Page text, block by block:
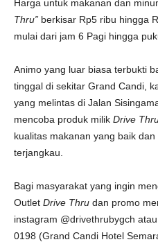
Harga untuk makanan dan
Thru” berkisar Rp5 ribu hingga
mulai dari jam 6 Pagi hingga
Animo yang luar biasa terbukti
tinggal di sekitar Grand Candi,
yang melintas di Jalan
mencoba produk milik Drive
kualitas makanan yang baik
terjangkau.
Bagi masyarakat yang ingin
Outlet Drive Thru dan promo
instagram @drivethrubygch
0198 (Grand Candi Hotel